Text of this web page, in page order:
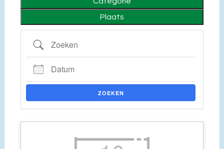
Plaats
Zoeken
Datum
ZOEKEN